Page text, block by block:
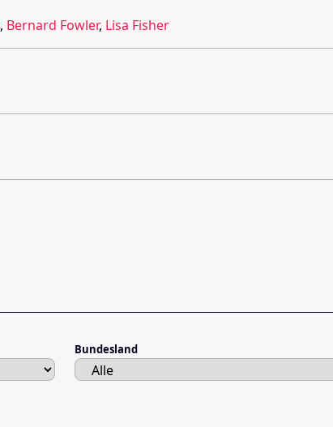
, Bernard Fowler, Lisa Fisher
Bundesland